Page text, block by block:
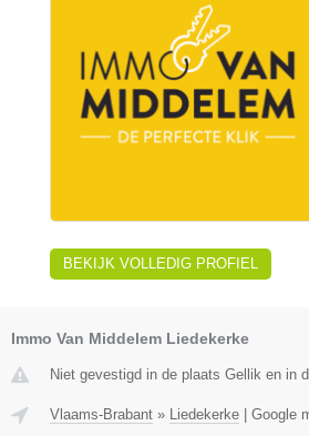
BEKIJK VOLLEDIG PROFIEL
Immo Van Middelem Liedekerke
Niet gevestigd in de plaats Gellik en in
Vlaams-Brabant » Liedekerke Google